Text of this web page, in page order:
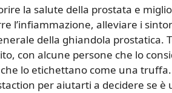
la salute della prostata e
l’infiammazione, alleviare i
della ghiandola prostatica.
con alcune persone che lo
lo etichettano come una
per aiutarti a decidere se è